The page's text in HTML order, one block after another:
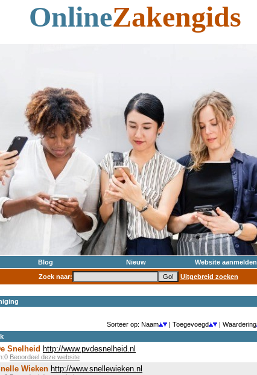
OnlineZakengids
Blog Nieuw Website aanmelden
Zoek naar:
Uitgebreid zoeken
Sorteer op: Naam | Toegevoegd
| Waardering
Snelheid http://www.pvdesnelheid.nl
Beoordeel deze website
Wieken http://www.snellewieken.nl